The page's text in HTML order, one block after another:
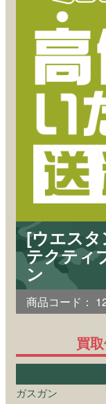
[ウエス
テクティ
ン
商品コード：
買
ガスガン